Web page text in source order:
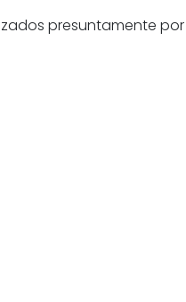
presuntamente